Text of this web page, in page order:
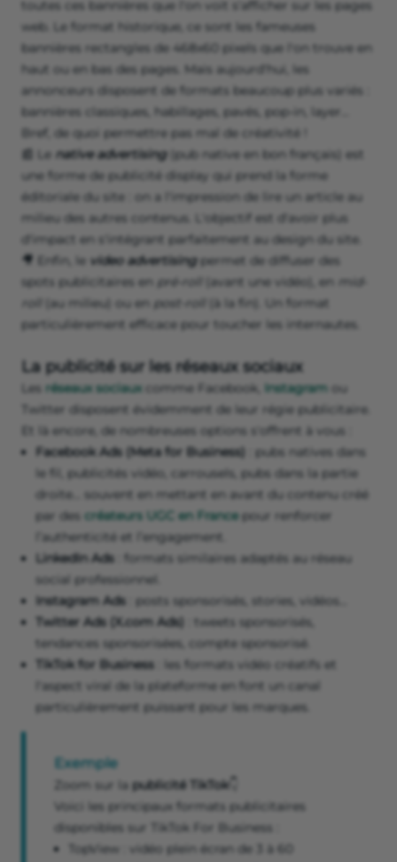
toutes ces bannières que l'on voit s'afficher sur les pages
web. Le format historique, ce sont les fameuses
bannières rectangles de 468x60 pixels que l'on trouve en
haut ou en bas des pages. Mais aujourd'hui, les
annonceurs disposent de formats beaucoup plus variés :
bannières classiques, habillages, pavés, pop-in, layer...
Bref, de quoi permettre pas mal de créativité !
📰 Le native advertising(pub native en bon français) est
une forme de publicité display qui prend la forme
éditoriale du site : on a l'impression de lire un article au
milieu des autres contenus. L'objectif est d'avoir plus
d'impact en s'intégrant parfaitement au design du site.
🎥 Enfin, le video advertisingpermet de diffuser des
spots publicitaires en pré-roll (avant une vidéo), en
mid-
roll
(au milieu) ou en post-roll
(à la fin). Un format
particulièrement efficace pour toucher les internautes.
La publicité sur les réseaux sociaux
Les réseaux sociauxcomme Facebook, Instagram ou
Twitter disposent évidemment de leur régie publicitaire.
Et là encore, de nombreuses options s'offrent à vous :
Facebook Ads (Meta for Business)
: pubs natives dans
le fil, publicités vidéo, carrousels, pubs dans la partie
droite... souvent en mettant en avant du contenu créé
par des créateurs UGC en Francepour renforcer
l’authenticité et l’engagement.
LinkedIn Ads : formats similaires adaptés au réseau
social professionnel.
Instagram Ads : posts sponsorisés, stories, vidéos...
Twitter Ads (X.com Ads)
: tweets sponsorisés,
tendances sponsorisées, compte sponsorisé.
TikTok for Business : les formats vidéo créatifs et
l'aspect viral de la plateforme en font un canal
particulièrement puissant pour les marques.
Exemple
Zoom sur la publicité TikTok
Voici les principaux formats publicitaires
disponibles sur TikTok For Business :
TopView : vidéo plein écran de 3 à 60